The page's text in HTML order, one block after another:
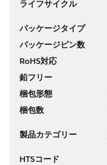
ライフサイクル
パッケージタイプ
パッケージピン数
RoHS対応
鉛フリー
梱包形態
梱包数
製品カテゴリー
HTSコード